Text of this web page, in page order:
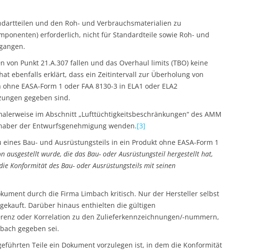
und den Roh- und Verbrauchsmaterialien zu
erforderlich, nicht für Standardteile sowie Roh- und
Punkt 21.A.307 fallen und das Overhaul limits (TBO) keine
ebenfalls erklärt, dass ein Zeitintervall zur Überholung von
EASA-Form 1 oder FAA 8130-3 in ELA1 oder ELA2
gegeben sind.
im Abschnitt „Lufttüchtigkeitsbeschränkungen“ des AMM
der Entwurfsgenehmigung wenden.[3]
Bau- und Ausrüstungsteils in ein Produkt ohne EASA-Form 1
ausgestellt wurde, die das Bau- oder Ausrüstungsteil hergestellt hat,
Konformität des Bau- oder Ausrüstungsteils mit seinen
durch die Firma Limbach kritisch. Nur der Hersteller selbst
Darüber hinaus enthielten die gültigen
oder Korrelation zu den Zulieferkennzeichnungen/-nummern,
gegeben sei.
Teile ein Dokument vorzulegen ist, in dem die Konformität